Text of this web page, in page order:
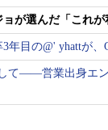
が選んだ「これが
目の@' yhattが、
て――営業出身エ